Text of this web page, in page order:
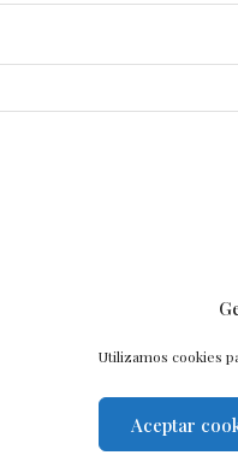
Utilizamos cookies
Aceptar